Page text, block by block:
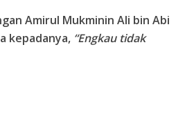
Amirul Mukminin Ali bin Abi
kepadanya, “Engkau tidak